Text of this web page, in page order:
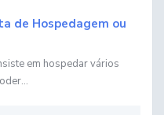
de Hospedagem ou
em hospedar vários